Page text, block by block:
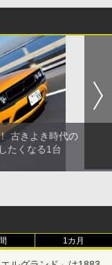
古きよき時代の
たくなる1台
1カ月